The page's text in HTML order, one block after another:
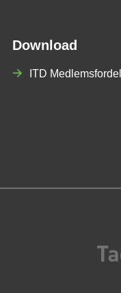
Download
ITD